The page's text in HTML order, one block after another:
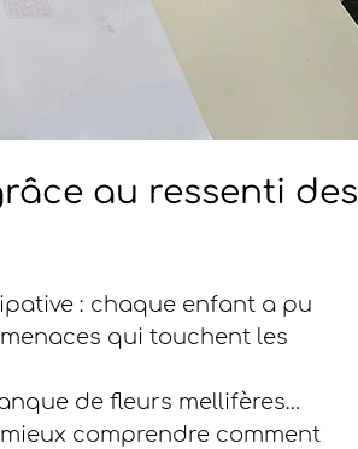
au ressenti des
: chaque enfant a pu
qui touchent les
de fleurs mellifères…
comprendre comment